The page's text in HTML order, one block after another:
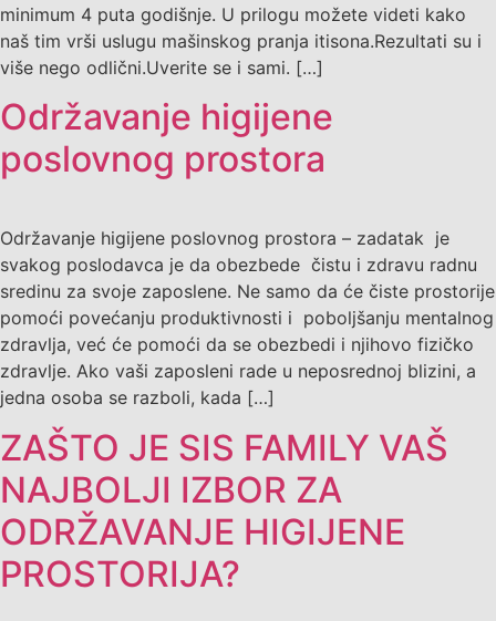
minimum 4 puta godišnje. U prilogu možete videti kako
naš tim vrši uslugu mašinskog pranja itisona.Rezultati su i
više nego odlični.Uverite se i sami. […]
Održavanje higijene
poslovnog prostora
Održavanje higijene poslovnog prostora – zadatak je
svakog poslodavca je da obezbede čistu i zdravu radnu
sredinu za svoje zaposlene. Ne samo da će čiste prostorije
pomoći povećanju produktivnosti i poboljšanju mentalnog
zdravlja, već će pomoći da se obezbedi i njihovo fizičko
zdravlje. Ako vaši zaposleni rade u neposrednoj blizini, a
jedna osoba se razboli, kada […]
ZAŠTO JE SIS FAMILY VAŠ
NAJBOLJI IZBOR ZA
ODRŽAVANJE HIGIJENE
PROSTORIJA?